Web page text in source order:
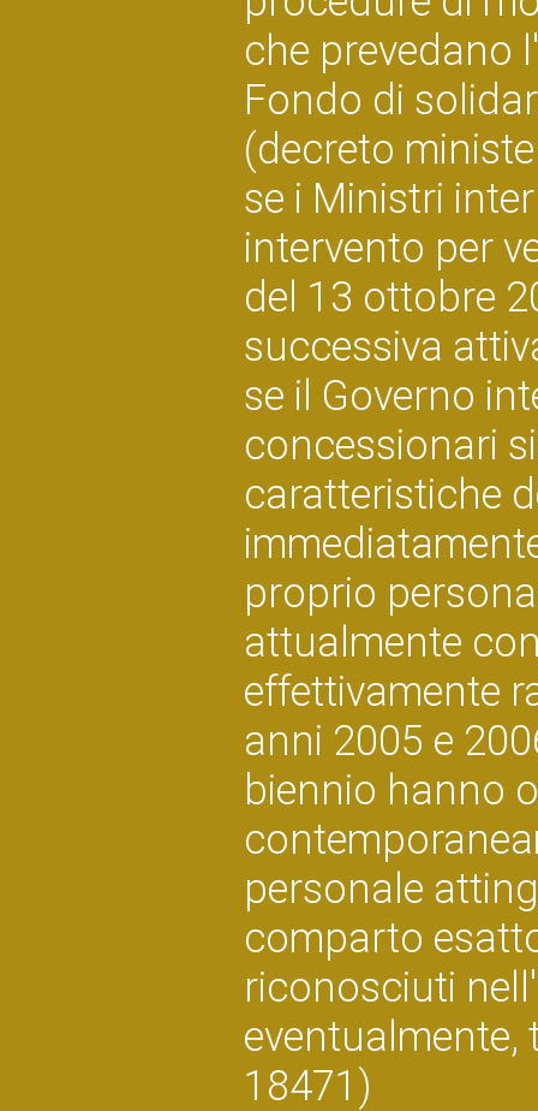
che prevedano
Fondo di
(decreto
se i Ministri
intervento per
del 13 ottobre
successiva
se il Governo
concessionari
caratteristiche
proprio
attualmente
effettivamente
anni 2005 e
biennio hanno
personale
comparto
riconosciuti
eventualmente,
18471)